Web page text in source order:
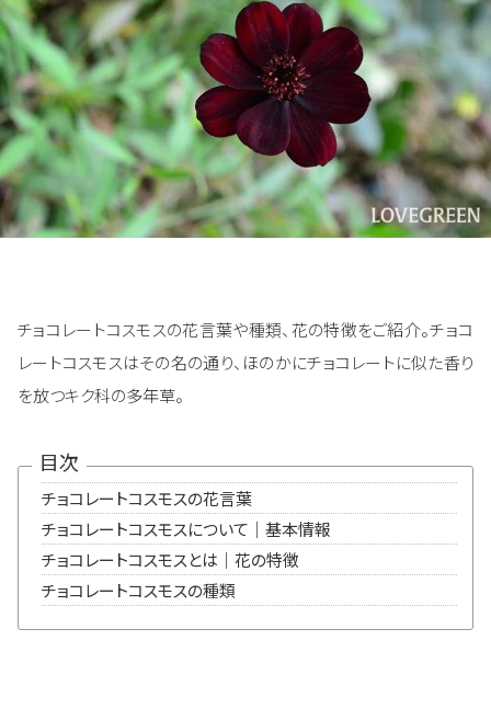
チョコレートコスモスの花言葉や種類、花の特徴をご紹介。チョコ
レートコスモスはその名の通り、ほのかにチョコレートに似た香り
を放つキク科の多年草。
目次
チョコレートコスモスの花言葉
チョコレートコスモスについて｜基本情報
チョコレートコスモスとは｜花の特徴
チョコレートコスモスの種類